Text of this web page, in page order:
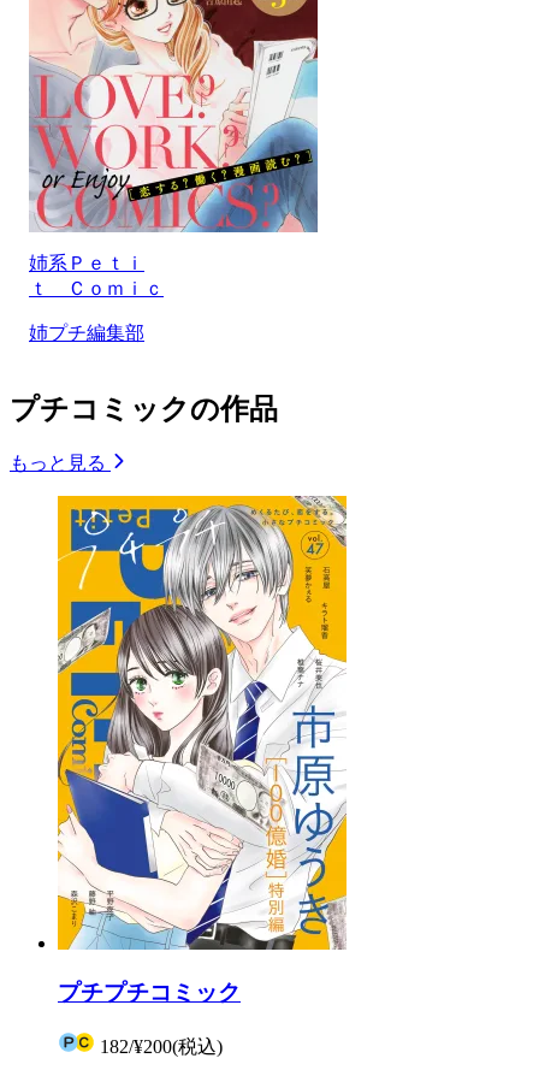
姉系Ｐｅｔｉ
ｔ Ｃｏｍｉｃ
姉プチ編集部
プチコミックの作品
もっと見る
プチプチコミック
182/¥200(税込)